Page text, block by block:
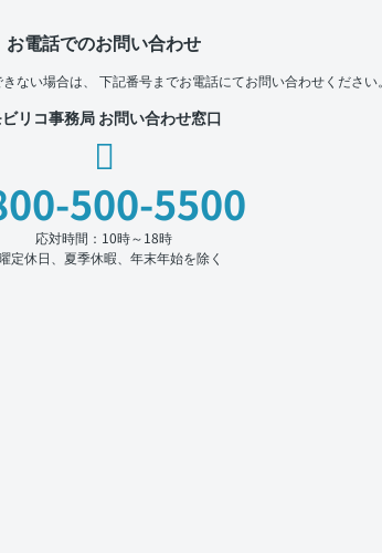
お電話でのお問い合わせ
ない場合は、 下記番号までお電話にてお問い合わせください。
リコ事務局 お問い合わせ窓口
500-5500
応対時間：10時～18時
定休日、夏季休暇、年末年始を除く